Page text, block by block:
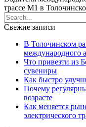
трассе М1 в
Свежие записи
В Толочинском
международного
Что привезти из
сувениры
Как быстро
Почему
возрасте
Как меняется
электрического